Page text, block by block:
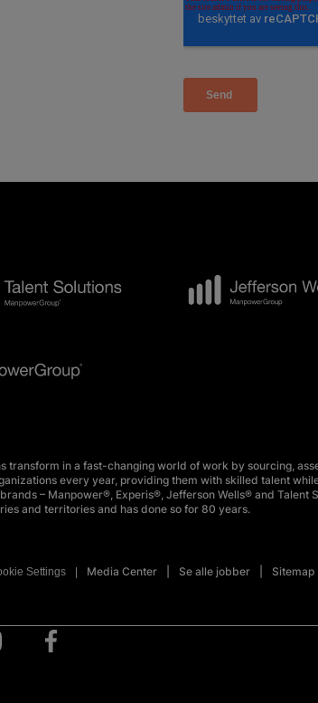
in a fast-changing world of work by sourcing,
every year, providing them with skilled talent
– Manpower®, Experis®, Jefferson Wells® and Talent
and territories and has done so for 80 years.
Settings Media Center Se alle jobber Sitemap